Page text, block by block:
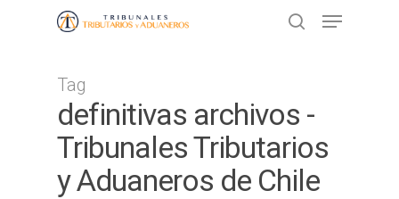
Presione ENTER para buscar o ESC
para cerrar
Tag
definitivas archivos -
Tribunales Tributarios
y Aduaneros de Chile